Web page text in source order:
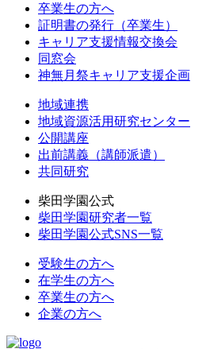
卒業生の方へ
証明書の発行（卒業生）
キャリア支援情報交換会
同窓会
神無月祭キャリア支援企画
地域連携
地域資源活用研究センター
公開講座
出前講義（講師派遣）
共同研究
柴田学園公式
柴田学園研究者一覧
柴田学園公式SNS一覧
受験生の方へ
在学生の方へ
卒業生の方へ
企業の方へ